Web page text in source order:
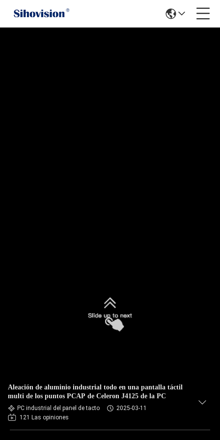
Aleación de aluminio industrial todo en una pantalla táctil
multi de los puntos PCAP de Celeron J4125 de la PC
PC industrial del panel de tacto
2025-03-11
121 Las opiniones